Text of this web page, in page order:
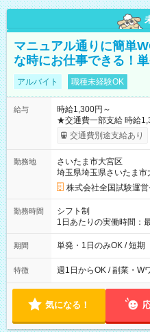
マニュアル通りに簡単
な時にお仕事できる！
アルバイト 職種未経験OK
給与
時給1,300円～
★交通費一部支給 時給1,300円～ ※試験・役割により手当あり
※勤務回数により昇給
り！】 希望される場合
例】 ・河合塾模擬試験
×8時間＝日収10,400円
円の場合あり ・国家試
円（役割手当＋100円）×6
間】試用期間なし
交通費別途支給あり
勤務地
さいたま市大宮区
埼玉県埼玉県さいたま市
株式会社全国試験運
勤務時間
シフト制
1日あたりの実働時間：
間は 試験により異なり
期間 単発・1日のみOK / 短期
特徴 週1日からOK / 副業・W
気になる！